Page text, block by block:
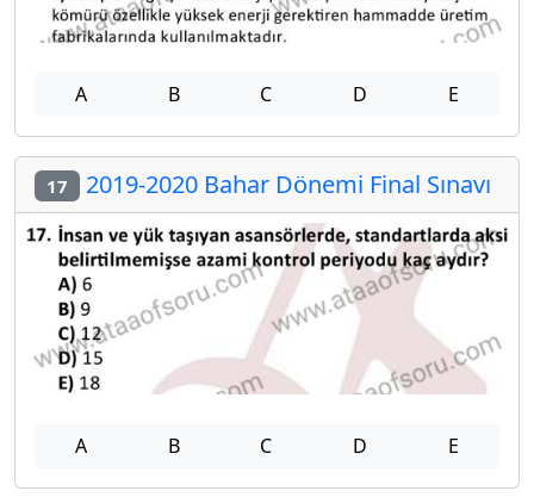
A B C D E
17 2019-2020 Bahar Dönemi Final Sınavı
A B C D E